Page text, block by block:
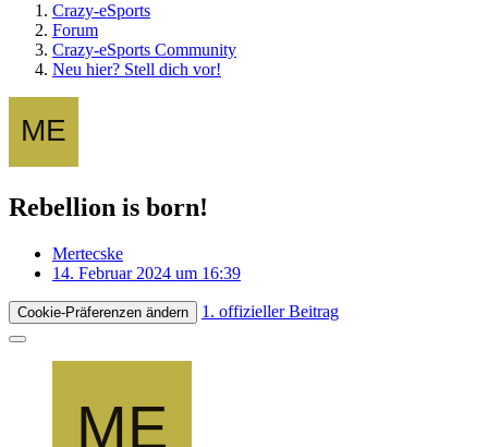
Crazy-eSports
Forum
Crazy-eSports Community
Neu hier? Stell dich vor!
Rebellion is born!
Mertecske
14. Februar 2024 um 16:39
Cookie-Präferenzen ändern 1. offizieller Beitrag